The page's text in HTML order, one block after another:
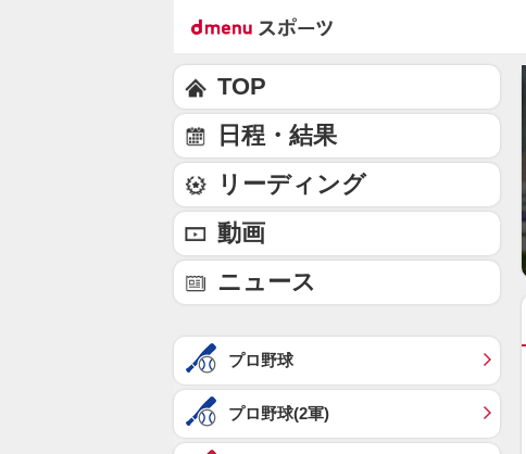
TOP
日程・結果
リーディング
動画
ニュース
プロ野球
プロ野球(2軍)